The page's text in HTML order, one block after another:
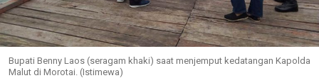
Bupati Benny Laos (seragam khaki) saat menjemput kedatangan Kapolda
Malut di Morotai. (Istimewa)